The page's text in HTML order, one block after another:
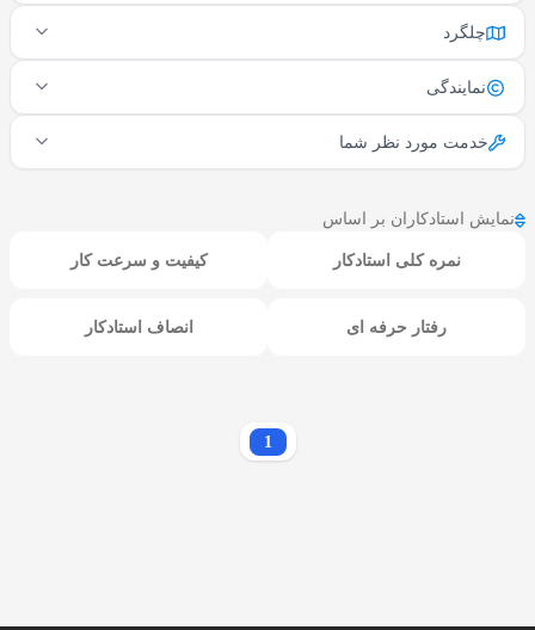
چلگرد
نمایندگی
خدمت مورد نظر شما
نمایش استادکاران بر اساس
نمره کلی استادکار کیفیت و سرعت کار
رفتار حرفه ای انصاف استادکار
1